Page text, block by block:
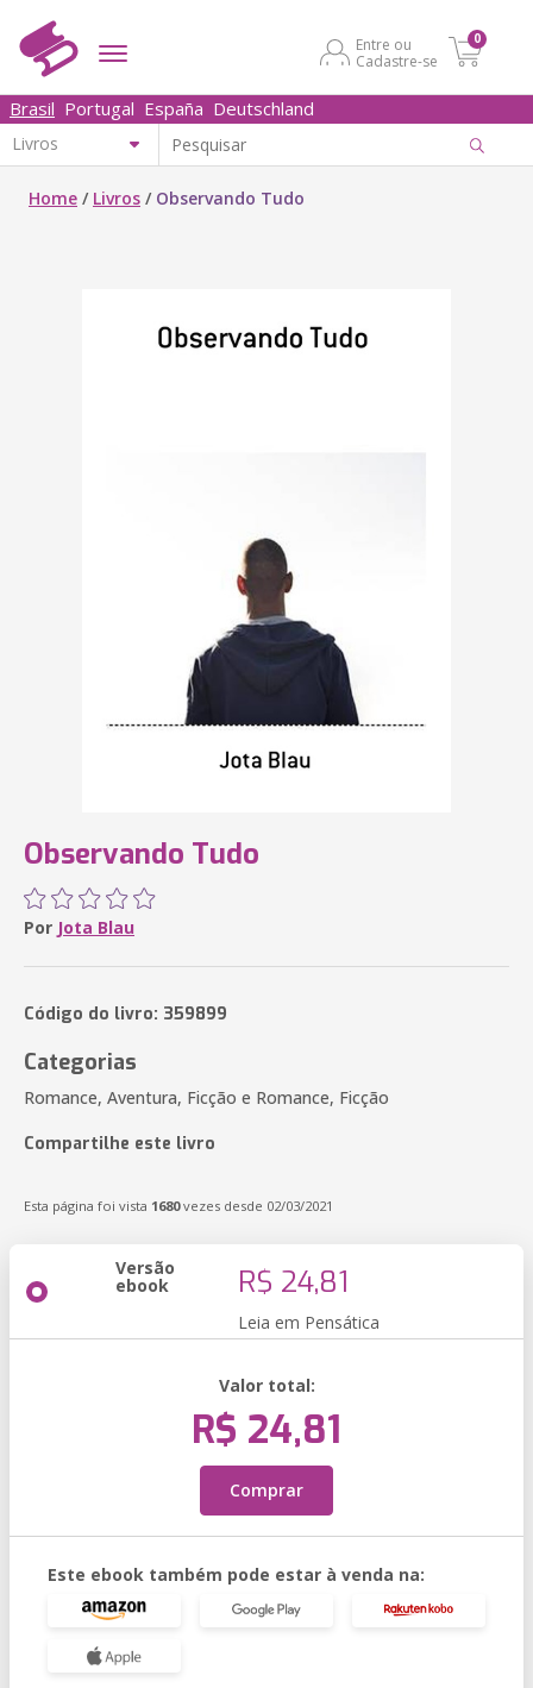
Entre ou
Cadastre-se
0
Brasil Portugal España Deutschland
Home / Livros / Observando Tudo
Observando Tudo
Por Jota Blau
Código do livro: 359899
Categorias
Romance, Aventura, Ficção e Romance, Ficção
Compartilhe este livro
Esta página foi vista 1680vezes desde 02/03/2021
Versão
ebook R$ 24,81
Leia em Pensática
Valor total:
R$ 24,81
Comprar
Este ebook também pode estar à venda na: